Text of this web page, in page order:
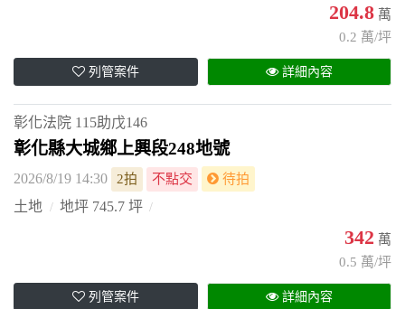
204.8 萬
0.2 萬/坪
列管案件 詳細內容
彰化法院 115助戊146
彰化縣大城鄉上興段248地號
2026/8/19 14:30 2拍 不點交 待拍
土地 地坪 745.7 坪
342 萬
0.5 萬/坪
列管案件 詳細內容